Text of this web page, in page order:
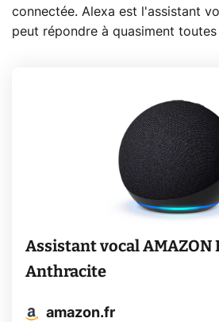
connectée. Alexa est l'assistant
peut répondre à quasiment
Assistant vocal AMAZON
Anthracite
amazon.fr